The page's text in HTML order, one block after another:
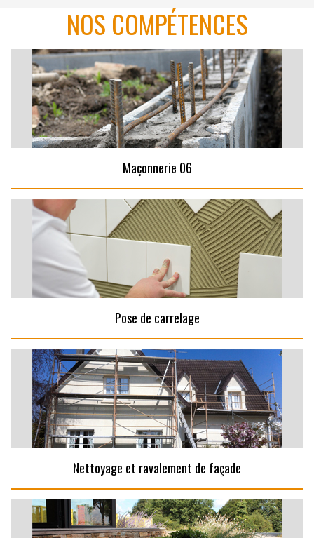
NOS COMPÉTENCES
Maçonnerie 06
Pose de carrelage
Nettoyage et ravalement de façade